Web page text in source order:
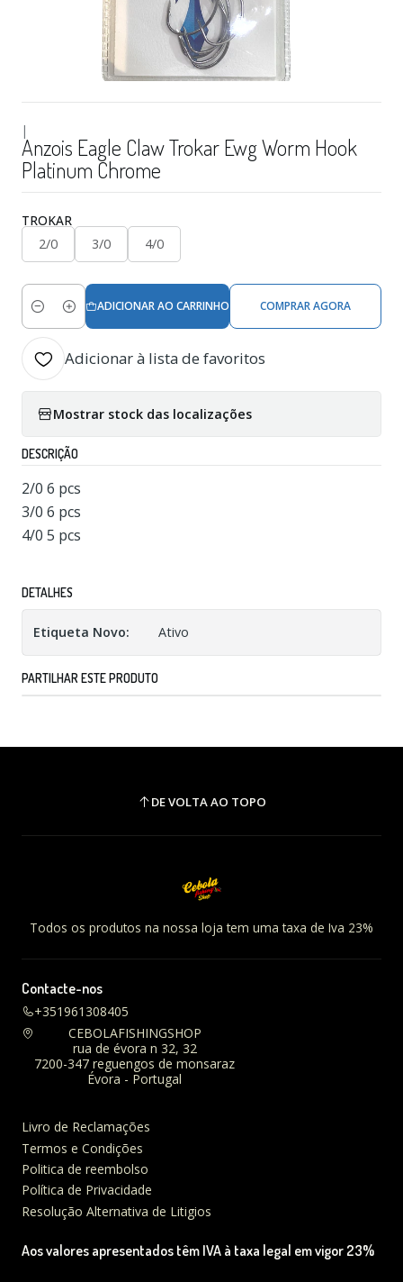
|
Anzois Eagle Claw Trokar Ewg Worm Hook
Platinum Chrome
TROKAR
2/0
3/0 4/0
Quantidade
ADICIONAR AO CARRINHO COMPRAR AGORA
Adicionar à lista de favoritos
Mostrar stock das localizações
DESCRIÇÃO
2/0 6 pcs
3/0 6 pcs
4/0 5 pcs
DETALHES
Etiqueta Novo: Ativo
PARTILHAR ESTE PRODUTO
DE VOLTA AO TOPO
Todos os produtos na nossa loja tem uma taxa de Iva 23%
Contacte-nos
+351961308405
CEBOLAFISHINGSHOP
rua de évora n 32, 32
7200-347 reguengos de monsaraz
Évora - Portugal
Livro de Reclamações
Termos e Condições
Politica de reembolso
Política de Privacidade
Resolução Alternativa de Litigios
Aos valores apresentados têm IVA à taxa legal em vigor 23%